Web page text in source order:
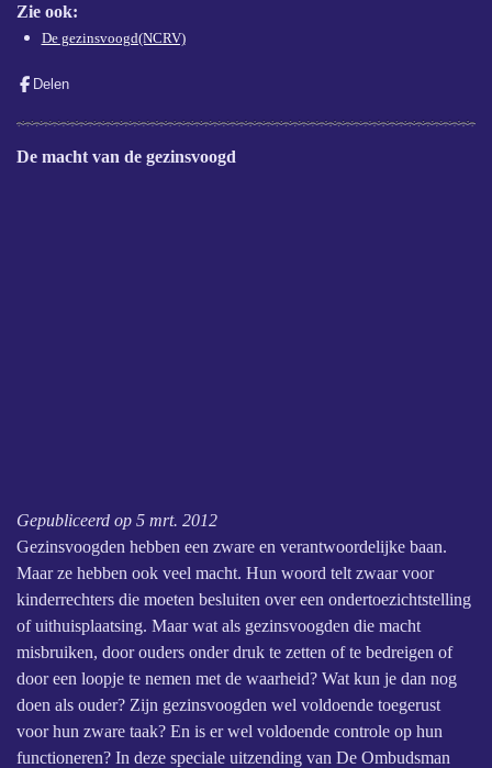
Zie ook:
De gezinsvoogd(NCRV)
Delen
De macht van de gezinsvoogd
Gepubliceerd op 5 mrt. 2012
Gezinsvoogden hebben een zware en verantwoordelijke baan.
Maar ze hebben ook veel macht. Hun woord telt zwaar voor
kinderrechters die moeten besluiten over een ondertoezichtstelling
of uithuisplaatsing. Maar wat als gezinsvoogden die macht
misbruiken, door ouders onder druk te zetten of te bedreigen of
door een loopje te nemen met de waarheid? Wat kun je dan nog
doen als ouder? Zijn gezinsvoogden wel voldoende toegerust
voor hun zware taak? En is er wel voldoende controle op hun
functioneren? In deze speciale uitzending van De Ombudsman